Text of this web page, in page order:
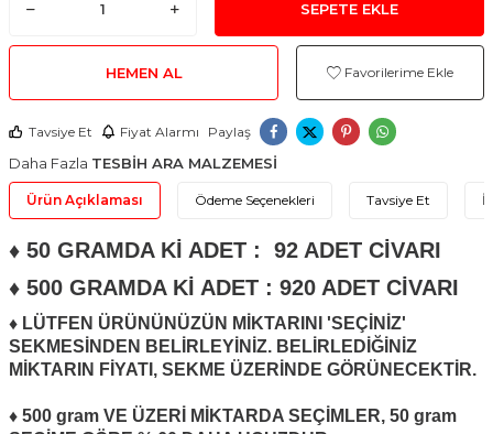
SEPETE EKLE
HEMEN AL Favorilerime Ekle
Tavsiye Et Fiyat Alarmı Paylaş
Daha Fazla TESBİH ARA MALZEMESİ
Ürün Açıklaması Ödeme Seçenekleri Tavsiye Et
♦ 50 GRAMDA Kİ ADET : 92 ADET CİVARI
♦ 500 GRAMDA Kİ ADET : 920 ADET CİVARI
♦ LÜTFEN ÜRÜNÜNÜZÜN MİKTARINI 'SEÇİNİZ'
SEKMESİNDEN BELİRLEYİNİZ. BELİRLEDİĞİNİZ
MİKTARIN FİYATI, SEKME ÜZERİNDE GÖRÜNECEKTİR.
♦ 500 gram VE ÜZERİ MİKTARDA SEÇİMLER, 50 gram